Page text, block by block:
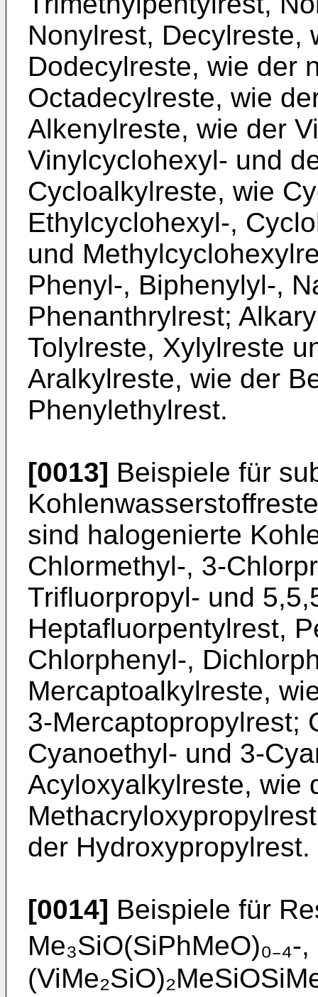
Nonylrest, Decylreste,
Dodecylreste, wie der
Octadecylreste, wie
Alkenylreste, wie der
Vinylcyclohexyl- und
Cycloalkylreste, wie
Ethylcyclohexyl-,
und
Phenyl-, Biphenylyl-,
Phenanthrylrest;
Tolylreste, Xylylreste
Aralkylreste, wie der
Phenylethylrest.
[0013] Beispiele für
sind halogenierte
Chlormethyl-, 3-
Trifluorpropyl- und
Heptafluorpentylrest,
Chlorphenyl-,
Mercaptoalkylreste,
3-Mercaptopropylrest;
Cyanoethyl- und 3-
Acyloxyalkylreste, wie
der Hydroxypropylrest.
[0014] Beispiele für